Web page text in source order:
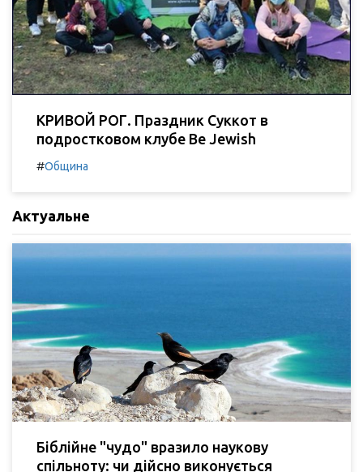
КРИВОЙ РОГ. Праздник Суккот в
подростковом клубе Be Jewish
#Община
Актуальне
Біблійне "чудо" вразило наукову
спільноту: чи дійсно виконується